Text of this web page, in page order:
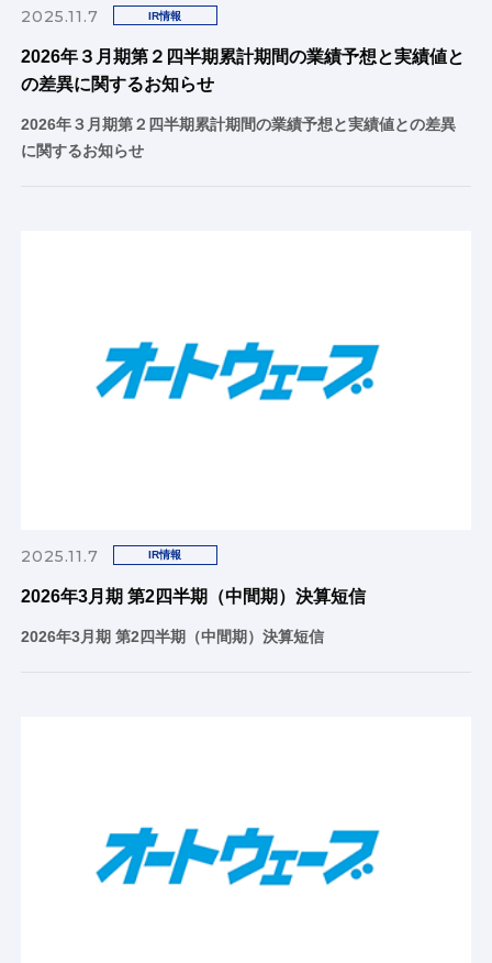
2025.11.7 IR情報
2026年３月期第２四半期累計期間の業績予想と実績値と
の差異に関するお知らせ
2026年３月期第２四半期累計期間の業績予想と実績値との差異
に関するお知らせ
2025.11.7 IR情報
2026年3月期 第2四半期（中間期）決算短信
2026年3月期 第2四半期（中間期）決算短信